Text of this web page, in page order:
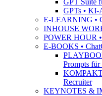
GPT Suite
GPTs • KI-
E-LEARNING •
INHOUSE
POWER HOUR
E-BOOKS •
Prompts für
Recruiter
KEYNOTES &